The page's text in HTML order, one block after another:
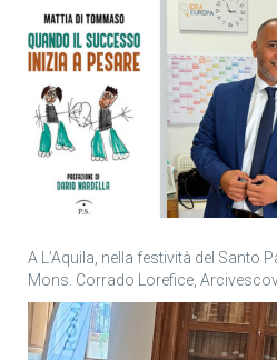
A L’Aquila, nella festività del Santo
Mons. Corrado Lorefice,